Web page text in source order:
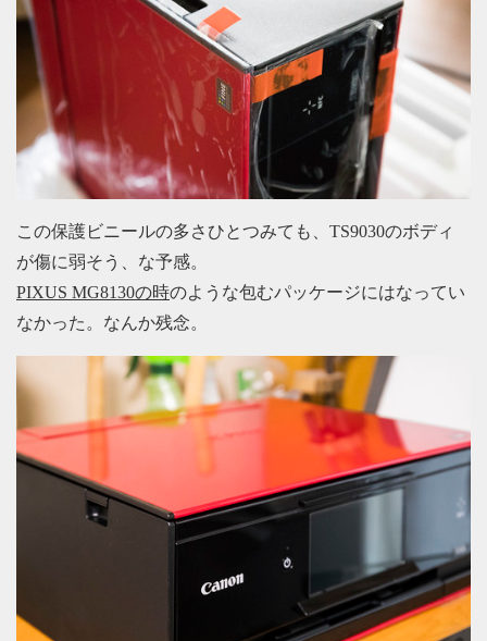
この保護ビニールの多さひとつみても、TS9030のボディ
が傷に弱そう、な予感。
PIXUS MG8130の時のような包むパッケージにはなってい
なかった。なんか残念。